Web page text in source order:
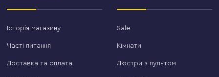
Історія магазину
Часті питання
Доставка та оплата
Sale
Кімнати
Люстри з пультом